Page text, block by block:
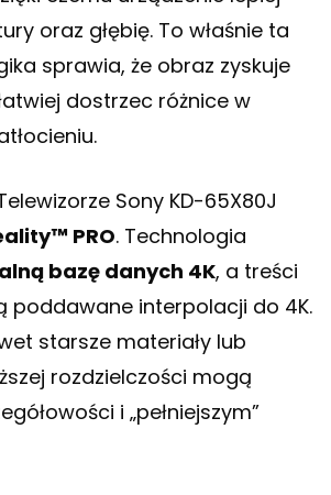
oraz głębię. To właśnie ta
sprawia, że obraz zyskuje
dostrzec różnice w
Sony KD-65X80J
PRO. Technologia
bazę danych 4K, a treści
poddawane interpolacji do 4K.
starsze materiały lub
rozdzielczości mogą
i „pełniejszym”